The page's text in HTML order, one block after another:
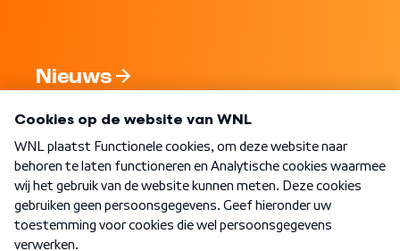
Nieuws
Nieuwsbrief
Word Lid